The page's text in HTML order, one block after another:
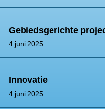
Gebiedsgerichte
4 juni 2025
Innovatie
4 juni 2025